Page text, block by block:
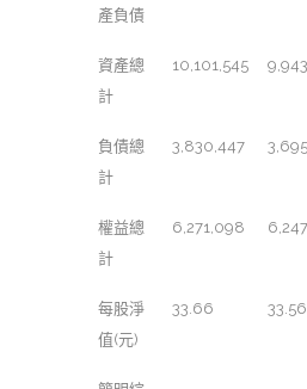
產負債
資產總
計
10,101,545
負債總
計
3,830,447
權益總
計
6,271,098
每股淨
值(元)
33.66 33.56